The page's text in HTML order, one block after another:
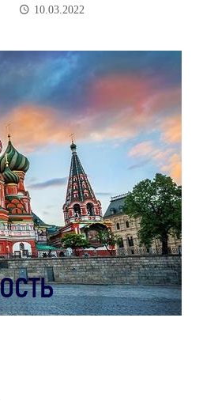
10.03.2022